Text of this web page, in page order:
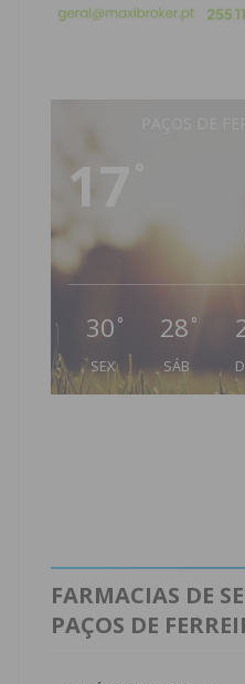
17
30 °
SEX
28 °
SÁB
FARMACIAS DE
PAÇOS DE